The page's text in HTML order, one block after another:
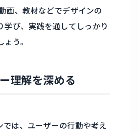
画、教材などでデザインの
学び、実践を通してしっかり
う。
理解を深める
は、ユーザーの行動や考え